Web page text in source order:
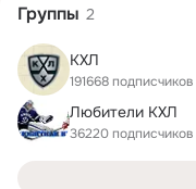
Группы 2
КХЛ
191668 подписчиков
Любители КХЛ
36220 подписчиков